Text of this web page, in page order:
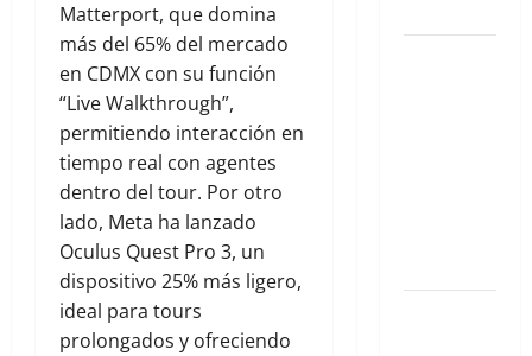
Matterport, que domina
más del 65% del mercado
en CDMX con su función
“Live Walkthrough”,
permitiendo interacción en
tiempo real con agentes
dentro del tour. Por otro
lado, Meta ha lanzado
Oculus Quest Pro 3, un
dispositivo 25% más ligero,
ideal para tours
prolongados y ofreciendo